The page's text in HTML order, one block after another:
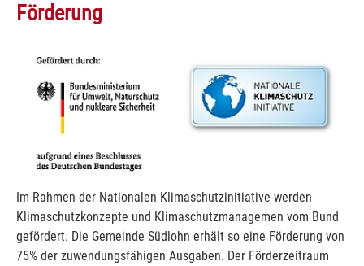
Förderung
Im Rahmen der Nationalen Klimaschutzinitiative werden
Klimaschutzkonzepte und Klimaschutzmanagemen vom Bund
gefördert. Die Gemeinde Südlohn erhält so eine Förderung von
75% der zuwendungsfähigen Ausgaben. Der Förderzeitraum